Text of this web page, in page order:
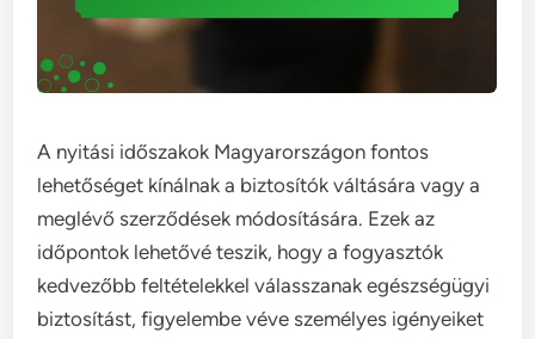
A nyitási időszakok Magyarországon fontos
lehetőséget kínálnak a biztosítók váltására vagy a
meglévő szerződések módosítására. Ezek az
időpontok lehetővé teszik, hogy a fogyasztók
kedvezőbb feltételekkel válasszanak egészségügyi
biztosítást, figyelembe véve személyes igényeiket